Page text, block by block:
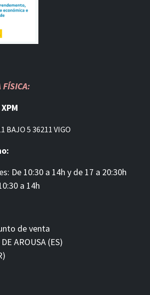
FÍSICA:
BAJO 5 36211 VIGO
De 10:30 a 14h y de 17 a 20:30h
a 14h
de venta
AROUSA (ES)